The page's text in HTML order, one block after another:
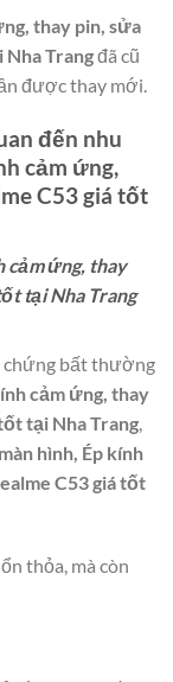
thay pin, sửa
Trangđã cũ
được thay mới.
đến nhu
cảm ứng,
C53 giá tốt
cảm ứng, thay
tại Nha Trang
chứng bất thường
cảm ứng, thay
tại Nha Trang
hình, Ép kính
C53 giá tốt
thỏa, mà còn